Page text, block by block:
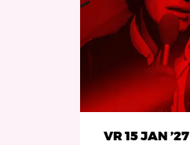
VR 15 JAN ’27